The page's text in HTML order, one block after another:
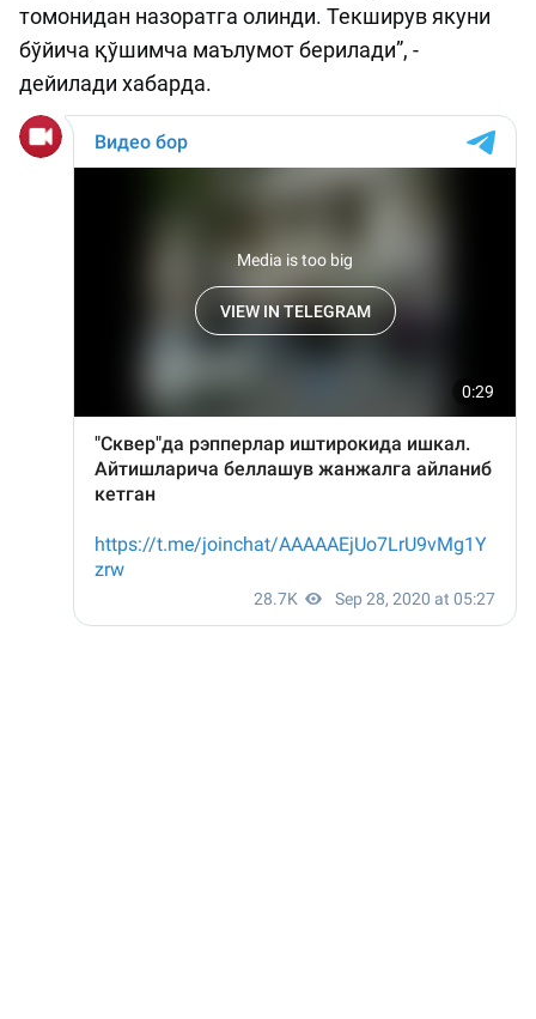
томонидан назоратга олинди. Текширув якуни
бўйича қўшимча маълумот берилади”, -
дейилади хабарда.